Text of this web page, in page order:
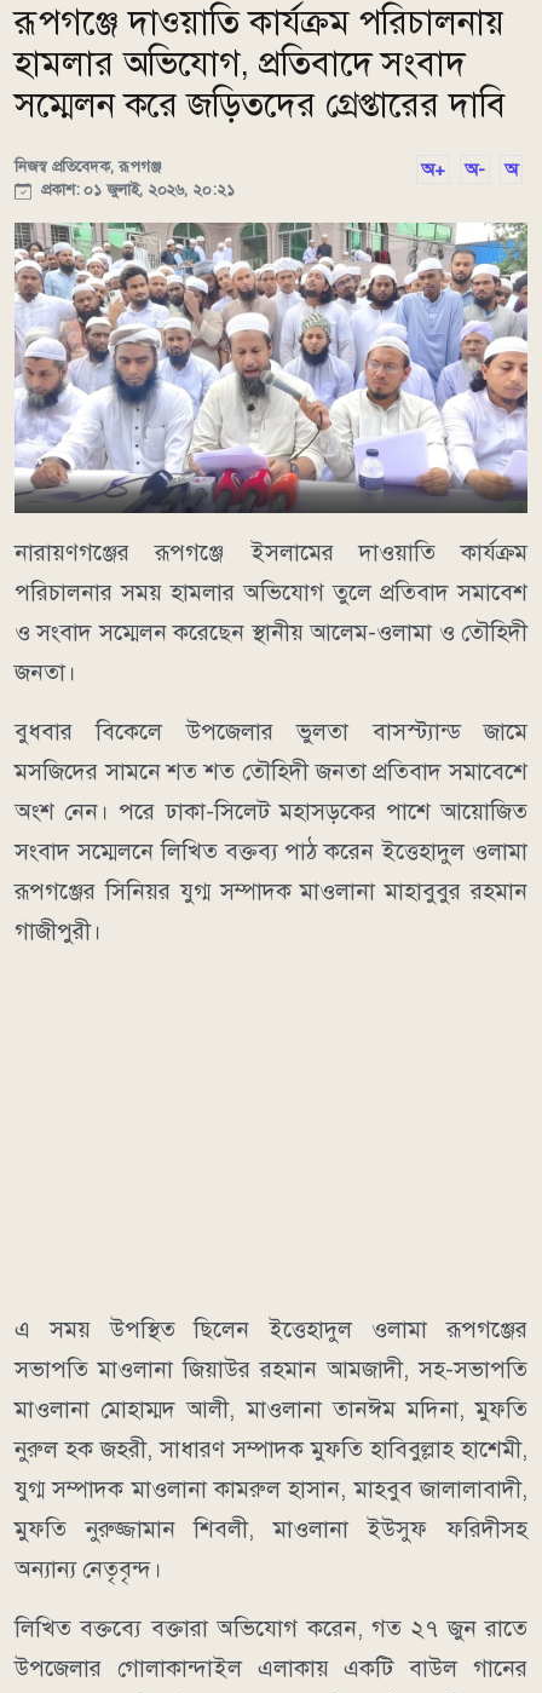
রূপগঞ্জে দাওয়াতি কার্যক্রম পরিচালনায়
হামলার অভিযোগ, প্রতিবাদে সংবাদ
সম্মেলন করে জড়িতদের গ্রেপ্তারের দাবি
নিজস্ব প্রতিবেদক, রূপগঞ্জ
প্রকাশ: ০১ জুলাই, ২০২৬, ২০:২১
অ+ অ- অ
নারায়ণগঞ্জের রূপগঞ্জে ইসলামের দাওয়াতি কার্যক্রম
পরিচালনার সময় হামলার অভিযোগ তুলে প্রতিবাদ সমাবেশ
ও সংবাদ সম্মেলন করেছেন স্থানীয় আলেম-ওলামা ও তৌহিদী
জনতা।
বুধবার বিকেলে উপজেলার ভুলতা বাসস্ট্যান্ড জামে
মসজিদের সামনে শত শত তৌহিদী জনতা প্রতিবাদ সমাবেশে
অংশ নেন। পরে ঢাকা-সিলেট মহাসড়কের পাশে আয়োজিত
সংবাদ সম্মেলনে লিখিত বক্তব্য পাঠ করেন ইত্তেহাদুল ওলামা
রূপগঞ্জের সিনিয়র যুগ্ম সম্পাদক মাওলানা মাহাবুবুর রহমান
গাজীপুরী।
এ সময় উপস্থিত ছিলেন ইত্তেহাদুল ওলামা রূপগঞ্জের
সভাপতি মাওলানা জিয়াউর রহমান আমজাদী, সহ-সভাপতি
মাওলানা মোহাম্মদ আলী, মাওলানা তানঈম মদিনা, মুফতি
নুরুল হক জহরী, সাধারণ সম্পাদক মুফতি হাবিবুল্লাহ হাশেমী,
যুগ্ম সম্পাদক মাওলানা কামরুল হাসান, মাহবুব জালালাবাদী,
মুফতি নুরুজ্জামান শিবলী, মাওলানা ইউসুফ ফরিদীসহ
অন্যান্য নেতৃবৃন্দ।
লিখিত বক্তব্যে বক্তারা অভিযোগ করেন, গত ২৭ জুন রাতে
উপজেলার গোলাকান্দাইল এলাকায় একটি বাউল গানের